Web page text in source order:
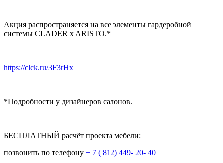
Акция распространяется на все элементы гардеробной
системы CLADER x ARISTO.*
https://clck.ru/3F3rHx
*Подробности у дизайнеров салонов.
БЕСПЛАТНЫЙ расчёт проекта мебели:
позвонить по телефону + 7 ( 812) 449- 20- 40